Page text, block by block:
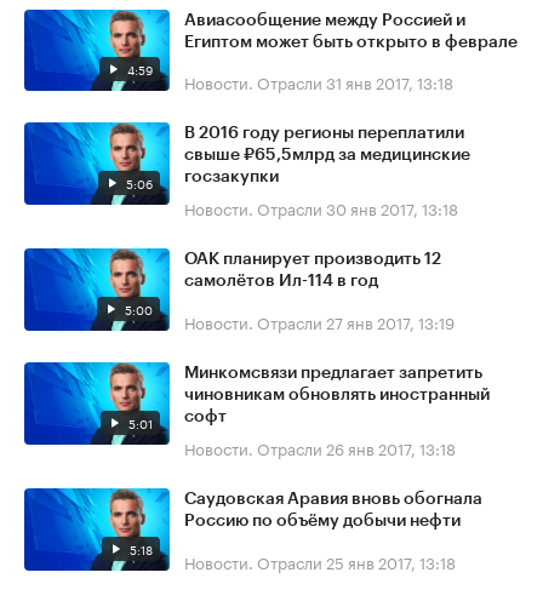
4:59
Авиасообщение между Россией и
Египтом может быть открыто в феврале
Новости. Отрасли 31 янв 2017, 13:18
5:06
В 2016 году регионы переплатили
свыше ₽65,5млрд за медицинские
госзакупки
Новости. Отрасли 30 янв 2017, 13:18
5:00
ОАК планирует производить 12
самолётов Ил-114 в год
Новости. Отрасли 27 янв 2017, 13:19
5:01
Минкомсвязи предлагает запретить
чиновникам обновлять иностранный
софт
Новости. Отрасли 26 янв 2017, 13:18
5:18
Саудовская Аравия вновь обогнала
Россию по объёму добычи нефти
Новости. Отрасли 25 янв 2017, 13:18